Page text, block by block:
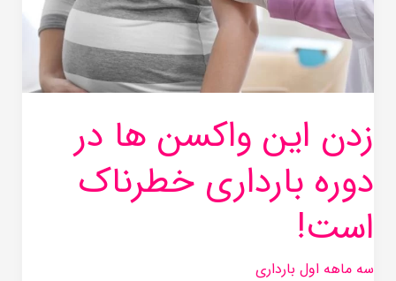
زدن این واکسن ها در
دوره بارداری خطرناک
است!
سه ماهه اول بارداری
دوره
بارداری
خطرناک
است!